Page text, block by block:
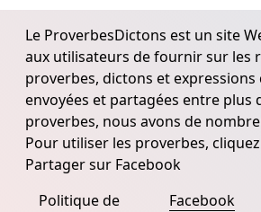
Le ProverbesDictons est un site
aux utilisateurs de fournir sur les
proverbes, dictons et
envoyées et partagées entre plus
proverbes, nous avons de
Pour utiliser les proverbes,
Partager sur Facebook
Politique de
Facebook